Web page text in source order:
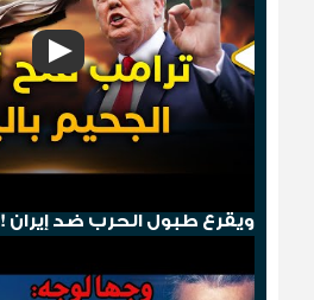
ويقرع طبول الحرب ضد إيران !